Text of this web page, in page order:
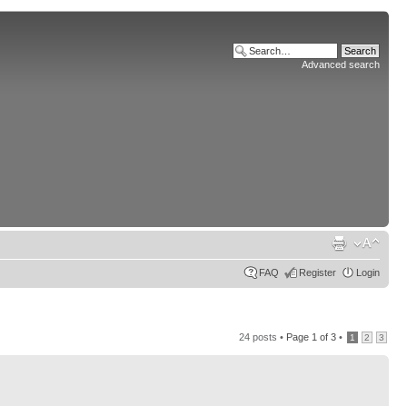
Advanced search
FAQ Register Login
24 posts • Page 1 of 3 • 1 2 3